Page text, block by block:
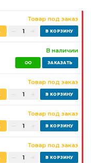
Товар под заказ
В наличии
Товар под заказ
Товар под заказ
Товар под заказ